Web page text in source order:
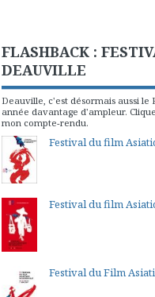
FLASHBACK :
DEAUVILLE
Deauville, c'est désormais aussi
année davantage d'ampleur.
mon compte-rendu.
Festival du film
Festival du film
Festival du Film